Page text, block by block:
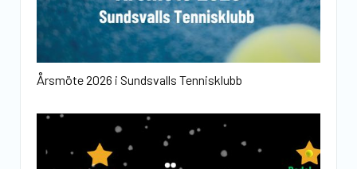
Årsmöte 2026 i Sundsvalls Tennisklubb